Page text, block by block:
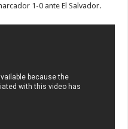
1-0 ante El Salvador.